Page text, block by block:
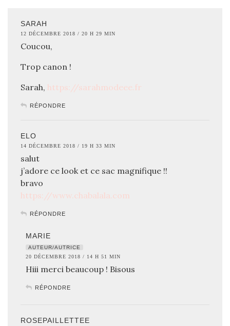
SARAH
12 DÉCEMBRE 2018 / 20 H 29 MIN
Coucou,
Trop canon !
Sarah, https://sarahmodeee.fr
RÉPONDRE
ELO
14 DÉCEMBRE 2018 / 19 H 33 MIN
salut
j’adore ce look et ce sac magnifique !!
bravo
https://www.chabalala.com
RÉPONDRE
MARIE
AUTEUR/AUTRICE
20 DÉCEMBRE 2018 / 14 H 51 MIN
Hiii merci beaucoup ! Bisous
RÉPONDRE
ROSEPAILLETTEE